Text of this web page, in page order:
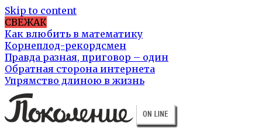
Skip to content
СВЕЖАК
Как влюбить в математику
Корнеплод-рекордсмен
Правда разная, приговор – один
Обратная сторона интернета
Упрямство длиною в жизнь